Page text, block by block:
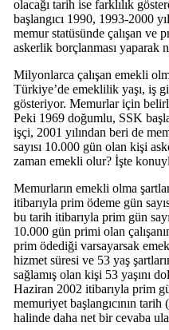
olacağı tarih ise farklılık
başlangıcı 1990, 1993-2000
memur statüsünde çalışan ve
askerlik borçlanması yaparak
Milyonlarca çalışan emekli
Türkiye’de emeklilik yaşı, iş
gösteriyor. Memurlar için
Peki 1969 doğumlu, SSK
işçi, 2001 yılından beri de
sayısı 10.000 gün olan kişi
zaman emekli olur? İşte
Memurların emekli olma
itibarıyla prim ödeme gün
bu tarih itibarıyla prim gün
10.000 gün primi olan
prim ödediği varsayarsak
hizmet süresi ve 53 yaş
sağlamış olan kişi 53 yaşını
Haziran 2002 itibarıyla prim
memuriyet başlangıcının
halinde daha net bir cevaba